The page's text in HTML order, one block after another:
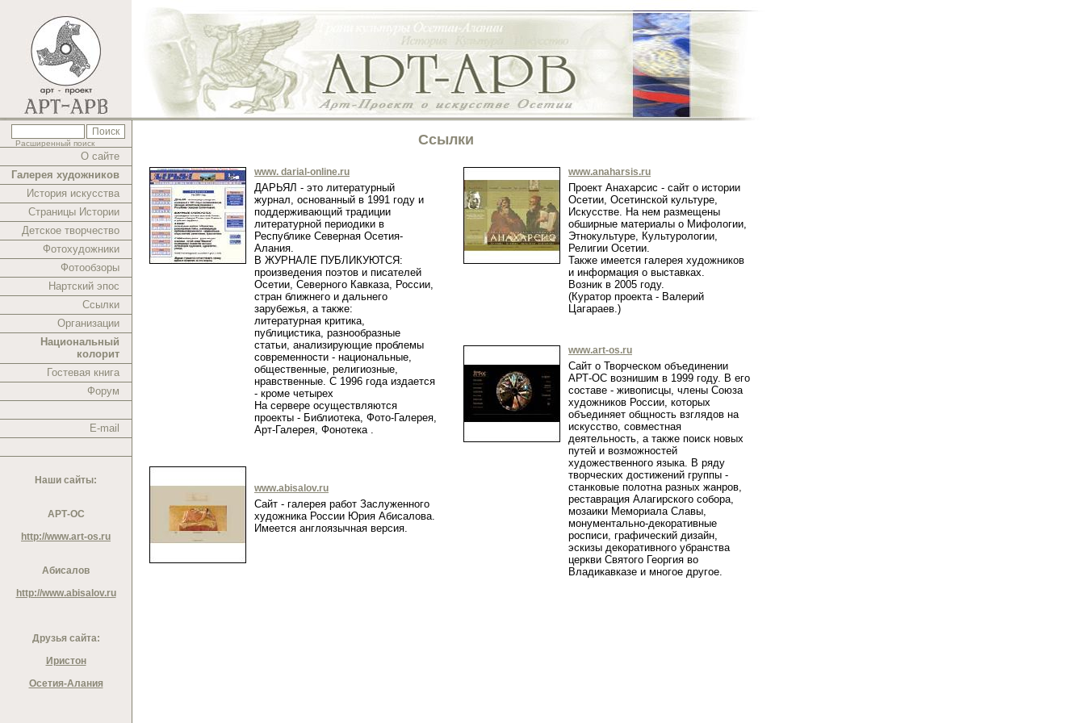
Расширенный поиск
О сайте
Галерея художников
История искусства
Страницы Истории
Детское творчество
Фотохудожники
Фотообзоры
Нартский эпос
Ссылки
Организации
Национальный
колорит
Гостевая книга
Форум
E-mail
Наши сайты:
АРТ-ОС
http://www.art-os.ru
Абисалов
http://www.abisalov.ru
Друзья сайта:
Иристон
Осетия-Алания
Ссылки
www. darial-online.ru
ДАРЬЯЛ - это литературный
журнал, основанный в 1991 году и
поддерживающий традиции
литературной периодики в
Республике Северная Осетия-
Алания.
В ЖУРНАЛЕ ПУБЛИКУЮТСЯ:
произведения поэтов и писателей
Осетии, Северного Кавказа, России,
стран ближнего и дальнего
зарубежья, а также:
литературная критика,
публицистика, разнообразные
статьи, анализирующие проблемы
современности - национальные,
общественные, религиозные,
нравственные. С 1996 года издается
- кроме четырех
На сервере осуществляются
проекты - Библиотека, Фото-Галерея,
Арт-Галерея, Фонотека .
www.abisalov.ru
Сайт - галерея работ Заслуженного
художника России Юрия Абисалова.
Имеется англоязычная версия.
www.anaharsis.ru
Проект Анахарсис - сайт о истории
Осетии, Осетинской культуре,
Искусстве. На нем размещены
обширные материалы о Мифологии,
Этнокультуре, Культурологии,
Религии Осетии.
Также имеется галерея художников
и информация о выставках.
Возник в 2005 году.
(Куратор проекта - Валерий
Цагараев.)
www.art-os.ru
Сайт о Творческом объединении
АРТ-ОС вознишим в 1999 году. В его
составе - живописцы, члены Союза
художников России, которых
объединяет общность взглядов на
искусство, совместная
деятельность, а также поиск новых
путей и возможностей
художественного языка. В ряду
творческих достижений группы -
станковые полотна разных жанров,
реставрация Алагирского собора,
мозаики Мемориала Славы,
монументально-декоративные
росписи, графический дизайн,
эскизы декоративного убранства
церкви Святого Георгия во
Владикавказе и многое другое.